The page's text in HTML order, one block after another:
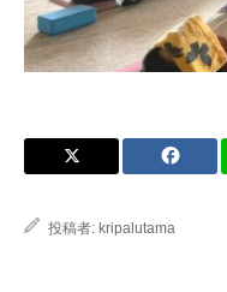
投稿者: kripalutama
ブログ